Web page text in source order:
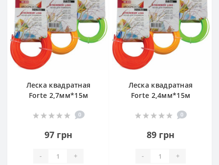
Леска квадратная
Forte 2,7мм*15м
0
97 грн
- +
Леска квадратная
Forte 2,4мм*15м
0
89 грн
- +